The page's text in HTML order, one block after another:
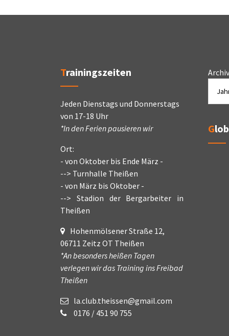
Trainingszeiten
Jeden Dienstags und Donnerstags
von 17-18 Uhr
*In den Ferien pausieren wir
Ort:
- von Oktober bis Ende März -
--> Turnhalle Theißen
- von März bis Oktober -
--> Stadion der Bergarbeiter in
Theißen
Hohenmölsener Straße 12,
06711 Zeitz OT Theißen
*An besonders heißen Tagen
verlegen wir das Training ins Freibad
Theißen
la.club.theissen@gmail.com
0176 / 451 90 755
Archiv